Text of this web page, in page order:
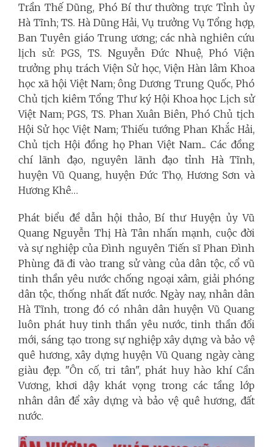
Trần Thế Dũng, Phó Bí thư thường trực Tỉnh ủy
Hà Tĩnh; TS. Hà Dũng Hải, Vụ trưởng Vụ Tổng hợp,
Ban Tuyên giáo Trung ương; các nhà nghiên cứu
lịch sử: PGS, TS. Nguyễn Đức Nhuệ, Phó Viện
trưởng phụ trách Viện Sử học, Viện Hàn lâm Khoa
học xã hội Việt Nam; ông Dương Trung Quốc, Phó
Chủ tịch kiêm Tổng Thư ký Hội Khoa học Lịch sử
Việt Nam; PGS, TS. Phan Xuân Biên, Phó Chủ tịch
Hội Sử học Việt Nam; Thiếu tướng Phan Khắc Hải,
Chủ tịch Hội đồng họ Phan Việt Nam... Các đồng
chí lãnh đạo, nguyên lãnh đạo tỉnh Hà Tĩnh,
huyện Vũ Quang, huyện Đức Thọ, Hương Sơn và
Hương Khê…
Phát biểu đề dẫn hội thảo, Bí thư Huyện ủy Vũ
Quang Nguyễn Thị Hà Tân nhấn mạnh, cuộc đời
và sự nghiệp của Đình nguyên Tiến sĩ Phan Đình
Phùng đã đi vào trang sử vàng của dân tộc, cổ vũ
tinh thần yêu nước chống ngoại xâm, giải phóng
dân tộc, thống nhất đất nước. Ngày nay, nhân dân
Hà Tĩnh, trong đó có nhân dân huyện Vũ Quang
luôn phát huy tinh thần yêu nước, tinh thần đổi
mới, sáng tạo trong sự nghiệp xây dựng và bảo vệ
quê hương, xây dựng huyện Vũ Quang ngày càng
giàu đẹp. "Ôn cố, tri tân", phát huy hào khí Cần
Vương, khơi dậy khát vọng trong các tầng lớp
nhân dân để xây dựng và bảo vệ quê hương, đất
nước.